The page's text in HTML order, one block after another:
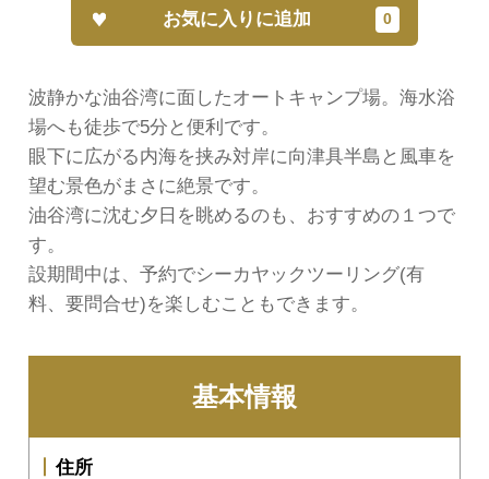
波静かな油谷湾に面したオートキャンプ場。海水浴
場へも徒歩で5分と便利です。
眼下に広がる内海を挟み対岸に向津具半島と風車を
望む景色がまさに絶景です。
油谷湾に沈む夕日を眺めるのも、おすすめの１つで
す。
設期間中は、予約でシーカヤックツーリング(有
料、要問合せ)を楽しむこともできます。
お気に入りに追加
基本情報
住所